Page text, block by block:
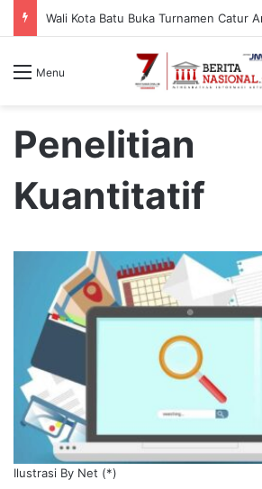
Menu
Penelitian
Kuantitatif
Ilustrasi By Net (*)